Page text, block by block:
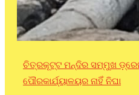
ଚିତ୍ରକୂଟ୍ଟ ମନ୍ଦିର ସମ୍ମୁଖ
ପୌରକାର୍ଯ୍ୟାଳୟର ନାହିଁ ନିଘା